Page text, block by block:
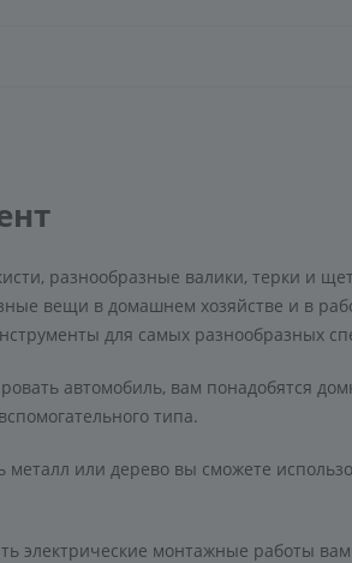
разнообразные валики, терки и
вещи в домашнем хозяйстве и в
для самых разнообразных
автомобиль, вам понадобятся
типа.
металл или дерево вы сможете
электрические монтажные работы